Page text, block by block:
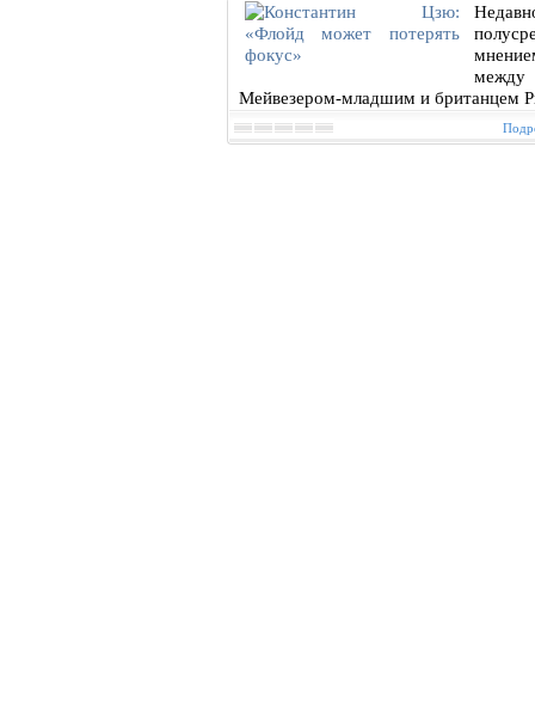
между
Мейвезером-младшим и британцем